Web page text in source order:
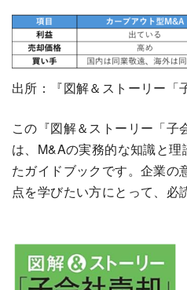
出所：『図解＆ストーリー「
この『図解＆ストーリー「子
は、M&Aの実務的な知識と
たガイドブックです。企業の
点を学びたい方にとって、必